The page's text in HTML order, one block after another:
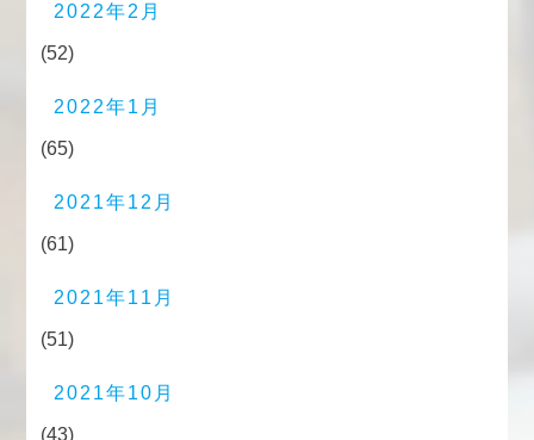
2022年2月
(52)
2022年1月
(65)
2021年12月
(61)
2021年11月
(51)
2021年10月
(43)